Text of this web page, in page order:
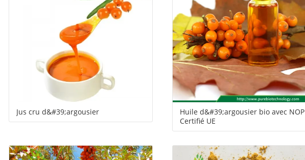
service
Jus cru d&#39;argousier
Huile d&#39;argousier bio avec NOP
Certifié UE